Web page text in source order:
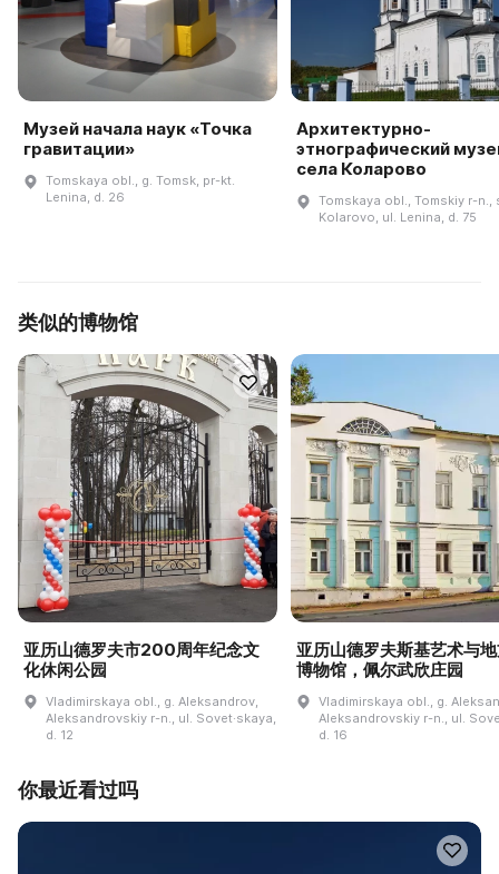
Музей начала наук «Точка
гравитации»
Tomskaya obl., g. Tomsk, pr-kt.
Lenina, d. 26
Архитектурно-
этнографический
села Коларово
Tomskaya obl., Tomskiy r-n.,
Kolarovo, ul. Lenina, d. 75
类似的博物馆
亚历山德罗夫市200周年纪念文
化休闲公园
Vladimirskaya obl., g. Aleksandrov,
Aleksandrovskiy r-n., ul. Sovet·skaya,
d. 12
亚历山德罗夫斯基艺术与
博物馆，佩尔武欣庄园
Vladimirskaya obl., g.
Aleksandrovskiy r-n., ul.
d. 16
你最近看过吗